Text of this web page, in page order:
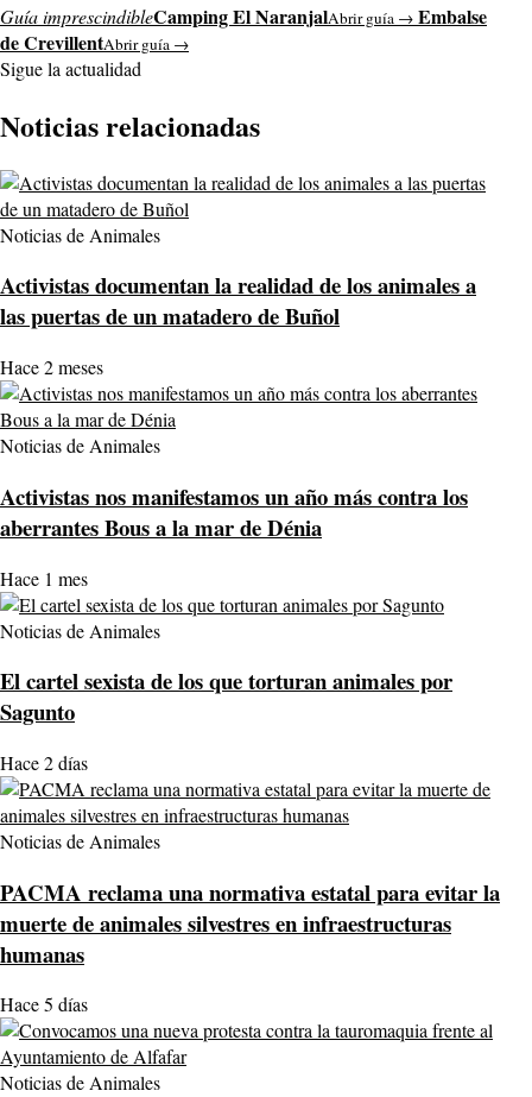
Guía imprescindibleCamping El NaranjalAbrir guía → Embalse
de CrevillentAbrir guía →
Sigue la actualidad
Noticias relacionadas
Noticias de Animales
Activistas documentan la realidad de los animales a
las puertas de un matadero de Buñol
Hace 2 meses
Noticias de Animales
Activistas nos manifestamos un año más contra los
aberrantes Bous a la mar de Dénia
Hace 1 mes
Noticias de Animales
El cartel sexista de los que torturan animales por
Sagunto
Hace 2 días
Noticias de Animales
PACMA reclama una normativa estatal para evitar la
muerte de animales silvestres en infraestructuras
humanas
Hace 5 días
Noticias de Animales